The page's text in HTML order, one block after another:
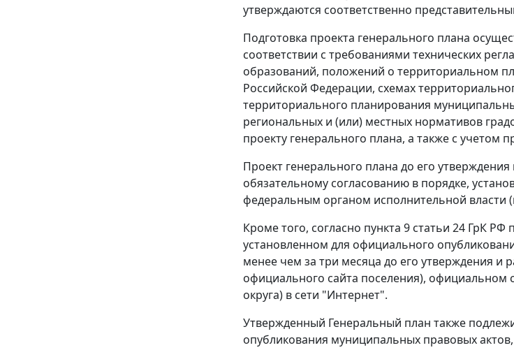
утверждаются соответственно
Подготовка проекта генерального плана
соответствии с требованиями технических
образований, положений о территориальном
Российской Федерации, схемах
территориального планирования
региональных и (или) местных нормативов
проекту генерального плана, а также с учетом
Проект генерального плана до его
обязательному согласованию в порядке,
федеральным органом исполнительной власти (
Кроме того, согласно пункта 9 статьи 24 ГрК РФ
установленном для официального
менее чем за три месяца до его утверждения
официального сайта поселения), официальном
округа) в сети "Интернет".
Утвержденный Генеральный план также
опубликования муниципальных правовых